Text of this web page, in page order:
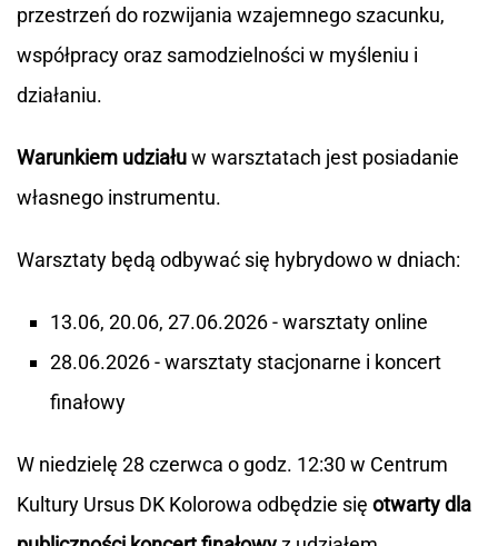
przestrzeń do rozwijania wzajemnego szacunku,
współpracy oraz samodzielności w myśleniu i
działaniu.
Warunkiem udziałuw warsztatach jest posiadanie
własnego instrumentu.
Warsztaty będą odbywać się hybrydowo w dniach:
13.06, 20.06, 27.06.2026 - warsztaty online
28.06.2026 - warsztaty stacjonarne i koncert
finałowy
W niedzielę 28 czerwca o godz. 12:30 w Centrum
Kultury Ursus DK Kolorowa odbędzie się otwarty dla